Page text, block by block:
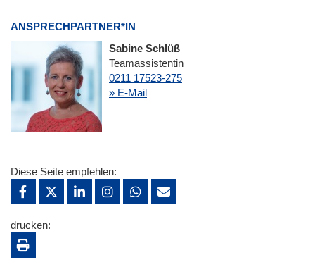
ANSPRECHPARTNER*IN
Sabine Schlüß
Teamassistentin
0211 17523-275
» E-Mail
Diese Seite empfehlen:
drucken: